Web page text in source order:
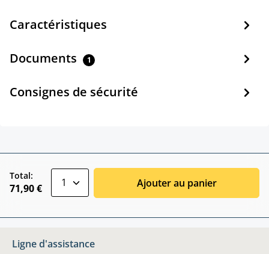
Caractéristiques
Documents 1
Consignes de sécurité
Total:
71,90 € Ajouter au panier
Ligne d'assistance